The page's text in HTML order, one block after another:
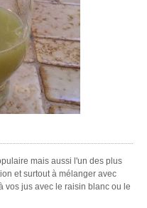
mais aussi l'un des plus
et surtout à mélanger avec
vos jus avec le raisin blanc ou le